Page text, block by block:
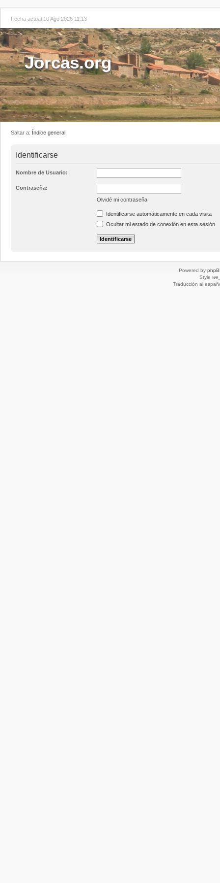
Fecha actual 10 Ago 2026 11:13
Jorcas.org
Saltar a: Índice general
Identificarse
Nombre de Usuario:
Contraseña:
Olvidé mi contraseña
Identificarse automáticamente en cada visita
Ocultar mi estado de conexión en esta sesión
Powered by
Style
Traducción al